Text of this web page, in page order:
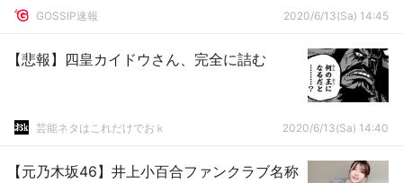
GOSSIP速報 2020/6/13(Sa) 14:45
【悲報】四皇カイドウさん、完全に詰む
芸能ネタはこれだけでおｋ 2020/6/13(Sa) 14:40
【元乃木坂46】井上小百合ファンクラブ名称